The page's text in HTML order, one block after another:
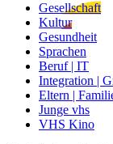
Gesellschaft
Kultur
Gesundheit
Sprachen
Beruf | IT
Integration |
Eltern |
Junge vhs
VHS Kino